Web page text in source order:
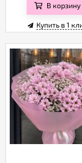
В корзину
Купить в 1